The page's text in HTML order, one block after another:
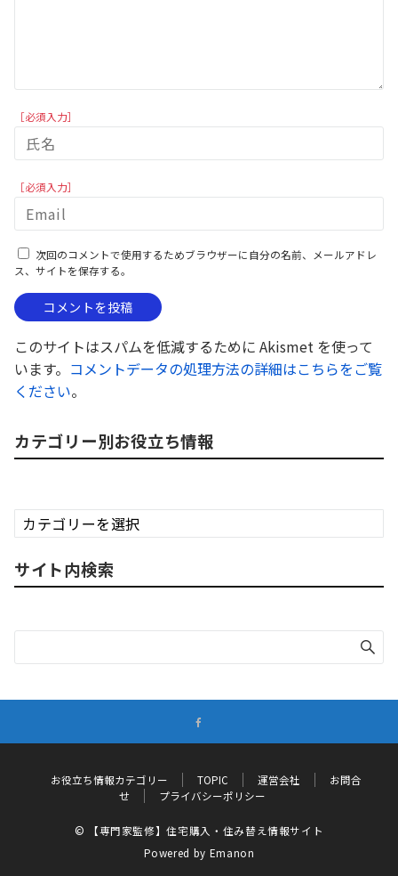
［必須入力］
［必須入力］
次回のコメントで使用するためブラウザーに自分の名前、メールアドレ
ス、サイトを保存する。
このサイトはスパムを低減するために Akismet を使って
います。 コメントデータの処理方法の詳細はこちらをご覧
ください。
カテゴリー別お役立ち情報
カ
テ
リ
ー
お
立
サイト内検索
お役立ち情報カテゴリー TOPIC 運営会社
お問合
せ
プライバシーポリシー
© 【専門家監修】住宅購入・住み替え情報サイト
Powered by Emanon